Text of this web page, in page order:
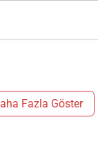
Fazla Göster